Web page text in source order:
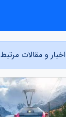
اخبار و مقالات مرتبط